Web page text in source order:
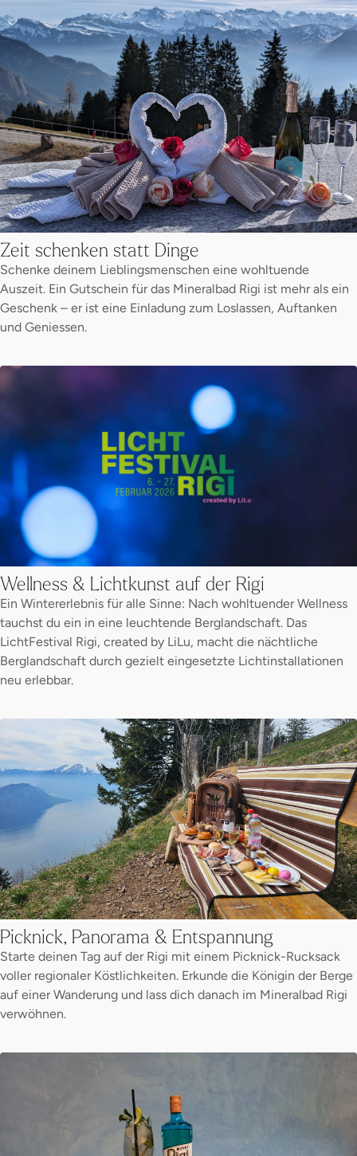
Zeit schenken statt Dinge
Schenke deinem Lieblingsmenschen eine wohltuende
Auszeit. Ein Gutschein für das Mineralbad Rigi ist mehr als ein
Geschenk – er ist eine Einladung zum Loslassen, Auftanken
und Geniessen.
Wellness & Lichtkunst auf der Rigi
Ein Wintererlebnis für alle Sinne: Nach wohltuender Wellness
tauchst du ein in eine leuchtende Berglandschaft. Das
LichtFestival Rigi, created by LiLu, macht die nächtliche
Berglandschaft durch gezielt eingesetzte Lichtinstallationen
neu erlebbar.
Picknick, Panorama & Entspannung
Starte deinen Tag auf der Rigi mit einem Picknick-Rucksack
voller regionaler Köstlichkeiten. Erkunde die Königin der Berge
auf einer Wanderung und lass dich danach im Mineralbad Rigi
verwöhnen.